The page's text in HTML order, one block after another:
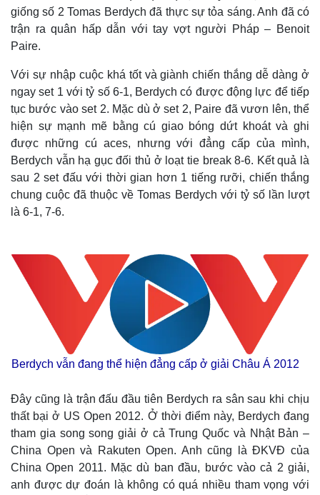
giống số 2 Tomas Berdych đã thực sự tỏa sáng. Anh đã có
trận ra quân hấp dẫn với tay vợt người Pháp – Benoit
Paire.
Với sự nhập cuộc khá tốt và giành chiến thắng dễ dàng ở
ngay set 1 với tỷ số 6-1, Berdych có được động lực để tiếp
tục bước vào set 2. Mặc dù ở set 2, Paire đã vươn lên, thể
hiện sự mạnh mẽ bằng cú giao bóng dứt khoát và ghi
được những cú aces, nhưng với đẳng cấp của mình,
Berdych vẫn hạ gục đối thủ ở loạt tie break 8-6. Kết quả là
sau 2 set đấu với thời gian hơn 1 tiếng rưỡi, chiến thắng
chung cuộc đã thuộc về Tomas Berdych với tỷ số lần lượt
là 6-1, 7-6.
Berdych vẫn đang thể hiện đẳng cấp ở giải Châu Á 2012
Đây cũng là trận đấu đầu tiên Berdych ra sân sau khi chịu
thất bại ở US Open 2012. Ở thời điểm này, Berdych đang
tham gia song song giải ở cả Trung Quốc và Nhật Bản –
China Open và Rakuten Open. Anh cũng là ĐKVĐ của
China Open 2011. Mặc dù ban đầu, bước vào cả 2 giải,
anh được dự đoán là không có quá nhiều tham vọng với